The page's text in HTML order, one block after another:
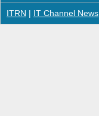
ITRN IT Channel News